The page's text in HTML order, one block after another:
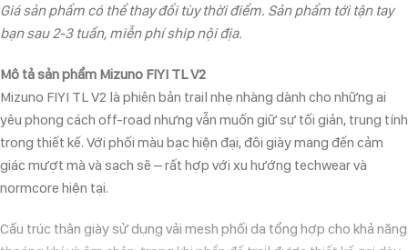
Giá sản phẩm có thể thay đổi tùy thời điểm. Sản phẩm tới tận tay
bạn sau 2-3 tuần, miễn phí ship nội địa.
Mô tả sản phẩm Mizuno FIYI TL V2
Mizuno FIYI TL V2 là phiên bản trail nhẹ nhàng dành cho những ai
yêu phong cách off-road nhưng vẫn muốn giữ sự tối giản, trung tính
trong thiết kế. Với phối màu bạc hiện đại, đôi giày mang đến cảm
giác mượt mà và sạch sẽ – rất hợp với xu hướng techwear và
normcore hiện tại.
Cấu trúc thân giày sử dụng vải mesh phối da tổng hợp cho khả năng